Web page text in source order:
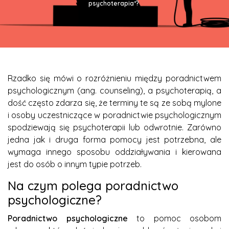
psychoterapia*?
Rzadko się mówi o rozróżnieniu między poradnictwem
psychologicznym (ang. counseling), a psychoterapią, a
dość często zdarza się, że terminy te są ze sobą mylone
i osoby uczestniczące w poradnictwie psychologicznym
spodziewają się psychoterapii lub odwrotnie. Zarówno
jedna jak i druga forma pomocy jest potrzebna, ale
wymaga innego sposobu oddziaływania i kierowana
jest do osób o innym typie potrzeb.
Na czym polega poradnictwo
psychologiczne?
Poradnictwo psychologiczne to pomoc osobom